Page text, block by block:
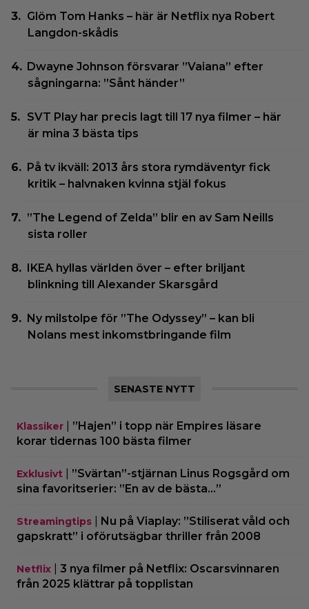
Glöm Tom Hanks – här är Netflix nya Robert
Langdon-skådis
Dwayne Johnson försvarar ”Vaiana” efter
sågningarna: ”Sånt händer”
SVT Play har precis lagt till 17 nya filmer – här
är mina 3 bästa tips
På tv ikväll: 2013 års stora rymdäventyr fick
kritik – halvnaken kvinna stjäl fokus
”The Legend of Zelda” blir en av Sam Neills
sista roller
IKEA hyllas världen över – efter briljant
blinkning till Alexander Skarsgård
Ny milstolpe för ”The Odyssey” – kan bli
Nolans mest inkomstbringande film
SENASTE NYTT
Klassiker
”Hajen” i topp när Empires läsare
korar tidernas 100 bästa filmer
Exklusivt
”Svärtan”-stjärnan Linus Rogsgård om
sina favoritserier: ”En av de bästa…”
Streamingtips
Nu på Viaplay: ”Stiliserat våld och
gapskratt” i oförutsägbar thriller från 2008
Netflix
3 nya filmer på Netflix: Oscarsvinnaren
från 2025 klättrar på topplistan